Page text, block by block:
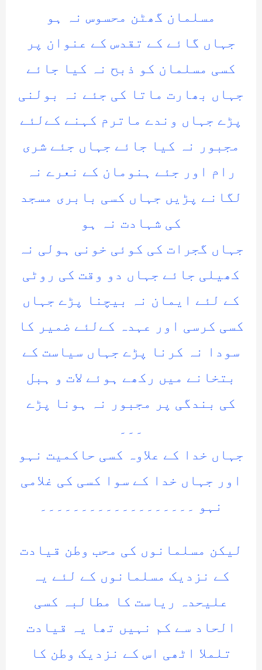
مسلمان گھٹن محسوس نہ ہو
جہاں گائے کے تقدس کے عنوان پر
کسی مسلمان کو ذبح نہ کیا جائے
جہاں بھارت ماتا کی جئے نہ بولنی
پڑے جہاں وندے ماترم کہنے کےلئے
مجبور نہ کیا جائے جہاں جئے شری
رام اور جئے ہنومان کے نعرے نہ
لگانے پڑیں جہاں کسی بابری مسجد
کی شہادت نہ ہو
جہاں گجرات کی کوئی خونی ہولی نہ
کھیلی جائے جہاں دو وقت کی روٹی
کے لئے ایمان نہ بیچنا پڑے جہاں
کسی کرسی اور عہدہ کےلئے ضمیر کا
سودا نہ کرنا پڑے جہاں سیاست کے
بتخانے میں رکھے ہوئے لات و ہبل
کی بندگی پر مجبور نہ ہونا پڑے
۔۔۔
جہاں خدا کے علاوہ کسی حاکمیت نہو
اور جہاں خدا کے سوا کسی کی غلامی
نہو ۔۔۔۔۔۔۔۔۔۔۔۔۔۔۔۔۔۔۔
لیکن مسلمانوں کی محب وطن قیادت
کے نزدیک مسلمانوں کے لئے یہ
علیحدہ ریاست کا مطالبہ کسی
الحاد سے کم نہیں تھا یہ قیادت
تلملا اٹھی اس کے نزدیک وطن کا